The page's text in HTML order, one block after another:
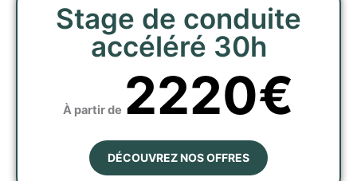
Stage de conduite
accéléré 30h
À partir de 2220€
DÉCOUVREZ NOS OFFRES